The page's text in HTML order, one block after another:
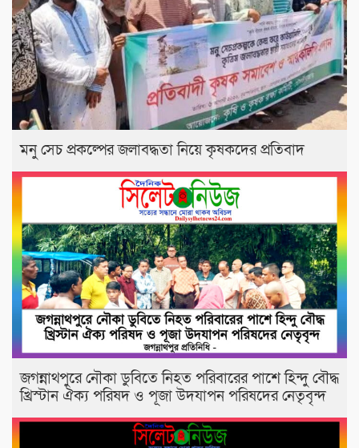
মনু সেচ প্রকল্পের জলাবদ্ধতা নিয়ে কৃষকদের প্রতিবাদ
জগন্নাথপুরে নৌকা ডুবিতে নিহত পরিবারের পাশে হিন্দু বৌদ্ধ
খ্রিস্টান ঐক্য পরিষদ ও পূজা উদযাপন পরিষদের নেতৃবৃন্দ